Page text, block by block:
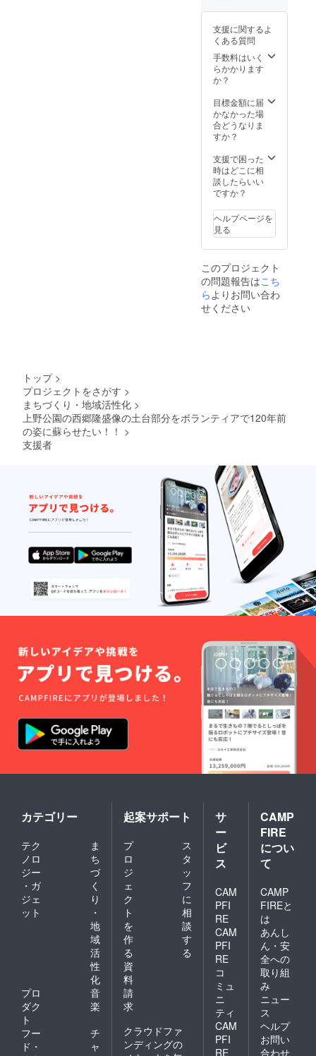
ザー名
を掲載
いたし
ます。
ご了承
くださ
できま
で、ご
了承下
さい。
交通費
オプ
ション
もござ
相談下
さい。
※支援
時、必
欄にご
希望の
お名前
をご記
さい。
記入の
ない場
合は
CAMPF
い。
コー
グを提
供。 新
品同様
に、石
ます。
コー
ティン
しさを
保てま
す。 外
柵に関
も、
しっか
りと
コー
グを行
いま
す。
（サビ
に関し
さい。
ンもご
ざいま
す。ご
相談下
さい。
※支援
時、必
ず備考
欄にご
希望の
お名前
をご記
入くだ
さい。
ない場
合は
CAMPF
IREの
ユー
ザー名
を掲載
いたし
ます。
くださ
い。
支援に関するよ
くある質問
手数料はいく
らかかります
か？
目標金額に届
かなかった場
合どうなりま
すか？
支援で困った
時はどこに相
談したらいい
ですか？
ヘルプページを
見る
このプロジェクト
の問題報告はこち
らよりお問い合わ
せください
トップ >
プロジェクトをさがす >
まちづくり・地域活性化 >
上野公園の西郷隆盛像の土台部分をボランティアで120年前
の姿に蘇らせたい！！ >
支援者
カテゴリー
テク
ノロ
ジー
・ガ
ジェ
ット
ま
ち
づ
く
り
・
地
域
活
性
化
プロ
ダク
ト
音
楽
フー
ド・
チ
ャ
起案サポート
プ
ロ
ジ
ェ
ク
ト
を
作
る
ス
タ
ッ
フ
に
相
談
す
る
資
料
請
求
クラウドファ
ンディングの
サ
ー
ビ
ス
CAM
PFI
RE
CAM
PFI
RE
コ
ミュ
ニ
ティ
CAM
PFI
RE
CAMP
FIRE
につい
て
CAMP
FIREと
は
あんし
ん・安
全への
取り組
み
ニュー
ス
ヘルプ
お問い
合わせ